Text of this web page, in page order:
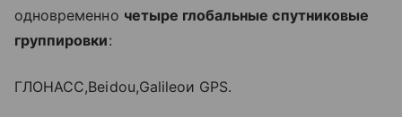
одновременно четыре глобальные спутниковые
группировки:
ГЛОНАСС,Beidou,Galileoи GPS.